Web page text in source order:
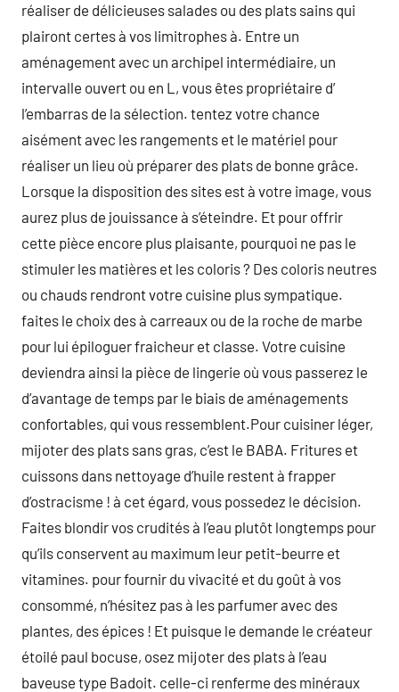
réaliser de délicieuses salades ou des plats sains qui
plairont certes à vos limitrophes à. Entre un
aménagement avec un archipel intermédiaire, un
intervalle ouvert ou en L, vous êtes propriétaire d’
l’embarras de la sélection. tentez votre chance
aisément avec les rangements et le matériel pour
réaliser un lieu où préparer des plats de bonne grâce.
Lorsque la disposition des sites est à votre image, vous
aurez plus de jouissance à s’éteindre. Et pour offrir
cette pièce encore plus plaisante, pourquoi ne pas le
stimuler les matières et les coloris ? Des coloris neutres
ou chauds rendront votre cuisine plus sympatique.
faites le choix des à carreaux ou de la roche de marbe
pour lui épiloguer fraicheur et classe. Votre cuisine
deviendra ainsi la pièce de lingerie où vous passerez le
d’avantage de temps par le biais de aménagements
confortables, qui vous ressemblent.Pour cuisiner léger,
mijoter des plats sans gras, c’est le BABA. Fritures et
cuissons dans nettoyage d’huile restent à frapper
d’ostracisme ! à cet égard, vous possedez le décision.
Faites blondir vos crudités à l’eau plutôt longtemps pour
qu’ils conservent au maximum leur petit-beurre et
vitamines. pour fournir du vivacité et du goût à vos
consommé, n’hésitez pas à les parfumer avec des
plantes, des épices ! Et puisque le demande le créateur
étoilé paul bocuse, osez mijoter des plats à l’eau
baveuse type Badoit. celle-ci renferme des minéraux